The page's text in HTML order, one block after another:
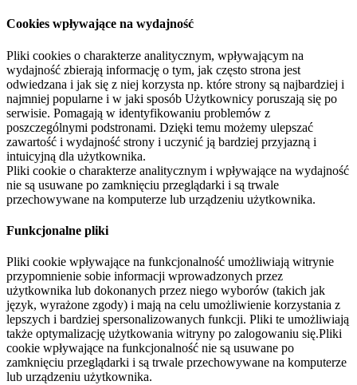
Cookies wpływające na wydajność
Pliki cookies o charakterze analitycznym, wpływającym na
wydajność zbierają informację o tym, jak często strona jest
odwiedzana i jak się z niej korzysta np. które strony są najbardziej i
najmniej popularne i w jaki sposób Użytkownicy poruszają się po
serwisie. Pomagają w identyfikowaniu problemów z
poszczególnymi podstronami. Dzięki temu możemy ulepszać
zawartość i wydajność strony i uczynić ją bardziej przyjazną i
intuicyjną dla użytkownika.
Pliki cookie o charakterze analitycznym i wpływające na wydajność
nie są usuwane po zamknięciu przeglądarki i są trwale
przechowywane na komputerze lub urządzeniu użytkownika.
Funkcjonalne pliki
Pliki cookie wpływające na funkcjonalność umożliwiają witrynie
przypomnienie sobie informacji wprowadzonych przez
użytkownika lub dokonanych przez niego wyborów (takich jak
język, wyrażone zgody) i mają na celu umożliwienie korzystania z
lepszych i bardziej spersonalizowanych funkcji. Pliki te umożliwiają
także optymalizację użytkowania witryny po zalogowaniu się.Pliki
cookie wpływające na funkcjonalność nie są usuwane po
zamknięciu przeglądarki i są trwale przechowywane na komputerze
lub urządzeniu użytkownika.